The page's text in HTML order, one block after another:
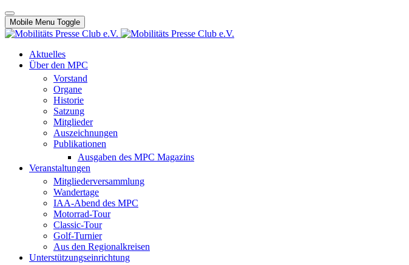
Mobile Menu Toggle
Aktuelles
Über den MPC
Vorstand
Organe
Historie
Satzung
Mitglieder
Auszeichnungen
Publikationen
Ausgaben des MPC Magazins
Veranstaltungen
Mitgliederversammlung
Wandertage
IAA-Abend des MPC
Motorrad-Tour
Classic-Tour
Golf-Turnier
Aus den Regionalkreisen
Unterstützungseinrichtung